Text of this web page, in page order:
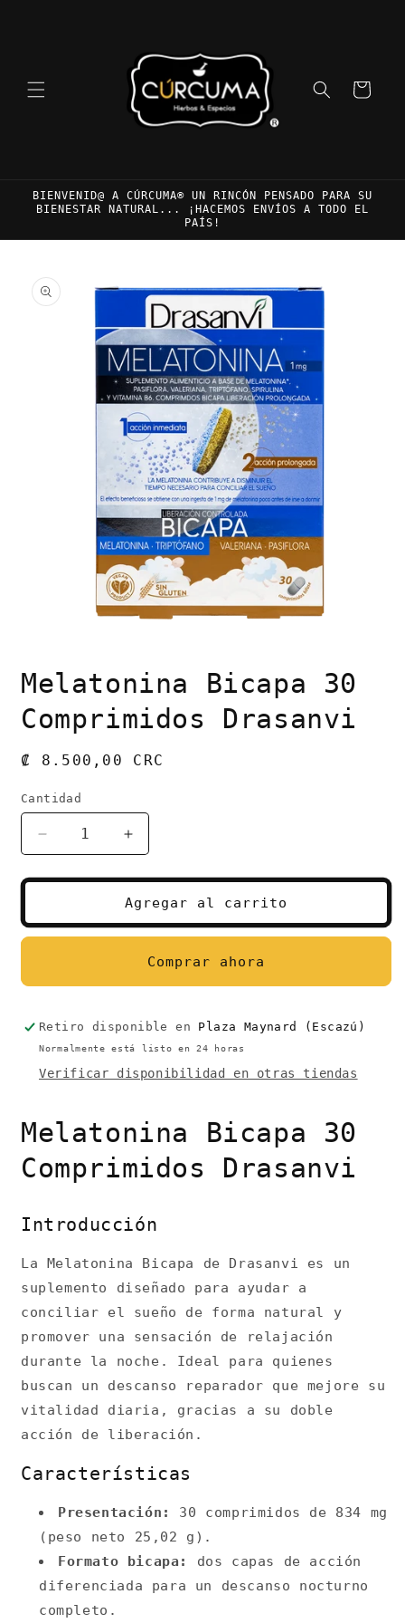
Carrito
BIENVENID@ A CÚRCUMA® UN RINCÓN PENSADO PARA SU
BIENESTAR NATURAL... ¡HACEMOS ENVÍOS A TODO EL
PAÍS!
a la
información
multimedia
1
en
una
ventana
Melatonina Bicapa 30
Comprimidos Drasanvi
Precio
₡ 8.500,00 CRC
Cantidad
Cantidad
Reducir
cantidad
para
30
Aumentar
cantidad
para
Melatonina
30
Comprimidos
Drasanvi
Agregar al carrito
Comprar ahora
Retiro disponible en Plaza Maynard (Escazú)
Normalmente está listo en 24 horas
Verificar disponibilidad en otras tiendas
Melatonina Bicapa 30
Comprimidos Drasanvi
Introducción
La Melatonina Bicapa de Drasanvi es un
suplemento diseñado para ayudar a
conciliar el sueño de forma natural y
promover una sensación de relajación
durante la noche. Ideal para quienes
buscan un descanso reparador que mejore su
vitalidad diaria, gracias a su doble
acción de liberación.
Características
Presentación:
30 comprimidos de 834 mg
(peso neto 25,02 g).
Formato bicapa:
dos capas de acción
diferenciada para un descanso nocturno
completo.